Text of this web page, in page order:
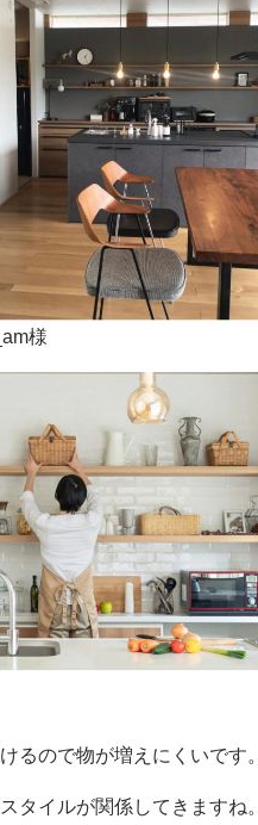
様
るので物が増えにくいです。
タイルが関係してきますね。